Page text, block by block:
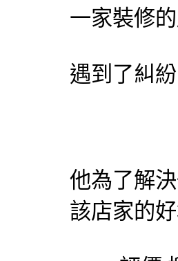
一家裝修的
遇到了糾
他為了解
該店家的